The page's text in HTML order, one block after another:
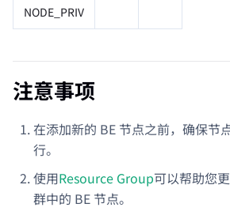
NODE_PRIV
注意事项
在添加新的 BE 节点之前，确保节
行。
使用Resource Group可以帮助您
群中的 BE 节点。